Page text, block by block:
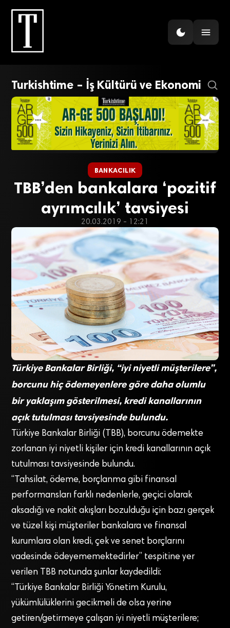
Turkishtime – İş Kültürü ve Ekonomi
BANKACILIK
TBB’den bankalara ‘pozitif
ayrımcılık’ tavsiyesi
20.03.2019 - 12:21
Türkiye Bankalar Birliği, “iyi niyetli müşterilere”,
borcunu hiç ödemeyenlere göre daha olumlu
bir yaklaşım gösterilmesi, kredi kanallarının
açık tutulması tavsiyesinde bulundu.
Türkiye Bankalar Birliği (TBB), borcunu ödemekte
zorlanan iyi niyetli kişiler için kredi kanallarının açık
tutulması tavsiyesinde bulundu.
“Tahsilat, ödeme, borçlanma gibi finansal
performansları farklı nedenlerle, geçici olarak
aksadığı ve nakit akışları bozulduğu için bazı gerçek
ve tüzel kişi müşteriler bankalara ve finansal
kurumlara olan kredi, çek ve senet borçlarını
vadesinde ödeyememektedirler” tespitine yer
verilen TBB notunda şunlar kaydedildi:
“Türkiye Bankalar Birliği Yönetim Kurulu,
yükümlülüklerini gecikmeli de olsa yerine
getiren/getirmeye çalışan iyi niyetli müşterilere;